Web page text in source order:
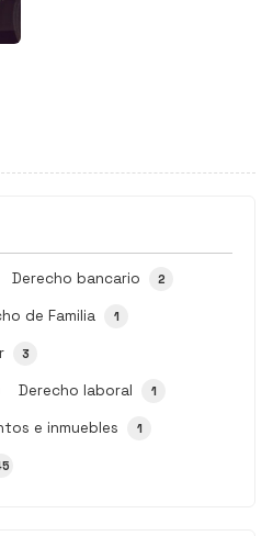
Derecho bancario 2
de Familia 1
3
Derecho laboral 1
e inmuebles 1